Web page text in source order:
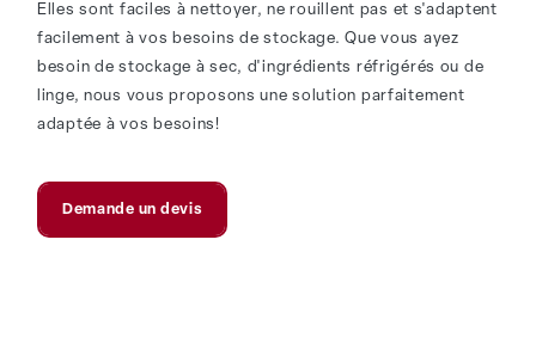
Elles sont faciles à nettoyer, ne rouillent pas et s'adaptent
facilement à vos besoins de stockage. Que vous ayez
besoin de stockage à sec, d'ingrédients réfrigérés ou de
linge, nous vous proposons une solution parfaitement
adaptée à vos besoins!
Demande un devis